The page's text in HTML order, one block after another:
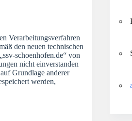
Verarbeitungsverfahren
den neuen technischen
schoenhofen.de“ von
nicht einverstanden
Grundlage anderer
werden,